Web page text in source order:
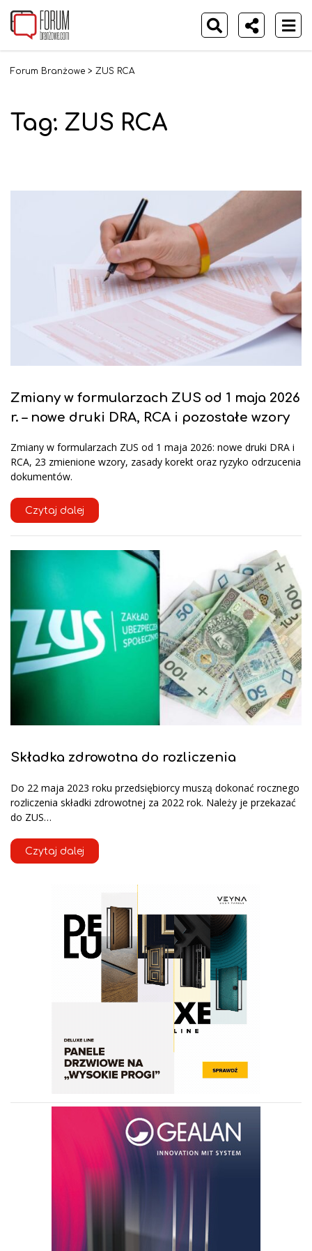
Forum Branżowe > ZUS RCA
Tag: ZUS RCA
Zmiany w formularzach ZUS od 1 maja 2026
r. – nowe druki DRA, RCA i pozostałe wzory
Zmiany w formularzach ZUS od 1 maja 2026: nowe druki DRA i
RCA, 23 zmienione wzory, zasady korekt oraz ryzyko odrzucenia
dokumentów.
Czytaj dalej
Składka zdrowotna do rozliczenia
Do 22 maja 2023 roku przedsiębiorcy muszą dokonać rocznego
rozliczenia składki zdrowotnej za 2022 rok. Należy je przekazać
do ZUS…
Czytaj dalej